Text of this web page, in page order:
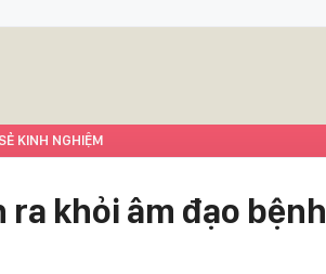
KINH NGHIỆM
ra khỏi âm đạo bệnh